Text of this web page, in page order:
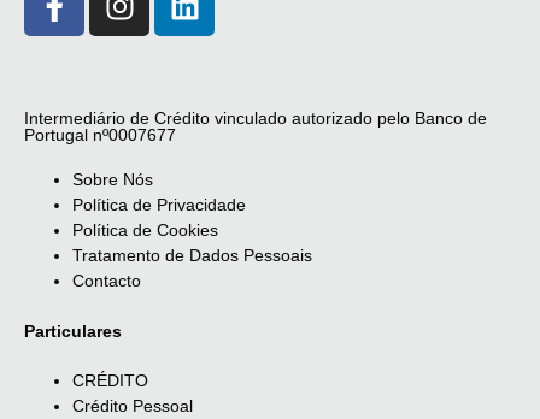
Intermediário de Crédito vinculado autorizado pelo Banco de
Portugal nº0007677
Sobre Nós
Política de Privacidade
Política de Cookies
Tratamento de Dados Pessoais
Contacto
Particulares
CRÉDITO
Crédito Pessoal